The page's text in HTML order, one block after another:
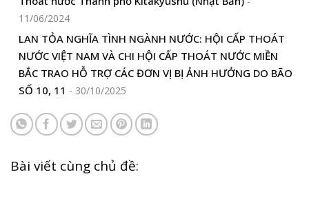
11/06/2024
LAN TỎA NGHĨA TÌNH NGÀNH NƯỚC: HỘI CẤP THOÁT
NƯỚC VIỆT NAM VÀ CHI HỘI CẤP THOÁT NƯỚC MIỀN
BẮC TRAO HỖ TRỢ CÁC ĐƠN VỊ BỊ ẢNH HƯỞNG DO BÃO
SỐ 10, 11 - 30/10/2025
Bài viết cùng chủ đề: